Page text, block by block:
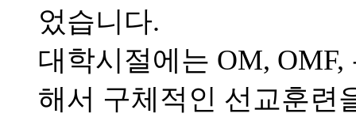
었습니다.
대학시절에는 OM,
해서 구체적인 선교훈련